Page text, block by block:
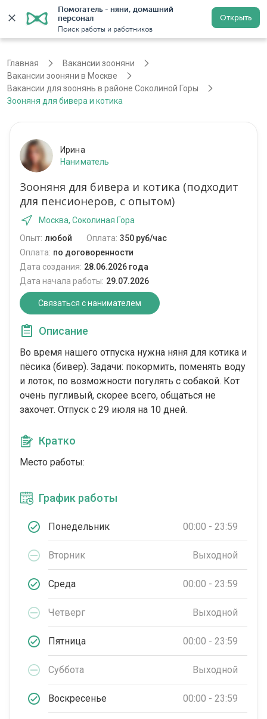
Помогатель - няни, домашний
персонал
Поиск работы и работников
Открыть
Регистрация
Главная
Вакансии зооняни
Вакансии зооняни в Москве
Вакансии для зоонянь в районе Соколиной Горы
Зооняня для бивера и котика
Ирина
Наниматель
Зооняня для бивера и котика (подходит
для пенсионеров, с опытом)
Москва, Соколиная Гора
Опыт: любой Оплата: 350 руб/час
Оплата: по договоренности
Дата создания: 28.06.2026 года
Дата начала работы: 29.07.2026
Связаться с нанимателем
Описание
Во время нашего отпуска нужна няня для котика и
пёсика (бивер). Задачи: покормить, поменять воду
и лоток, по возможности погулять с собакой. Кот
очень пугливый, скорее всего, общаться не
захочет. Отпуск с 29 июля на 10 дней.
Кратко
Место работы:
График работы
Понедельник 00:00 - 23:59
Вторник Выходной
Среда 00:00 - 23:59
Четверг Выходной
Пятница 00:00 - 23:59
Суббота Выходной
Воскресенье 00:00 - 23:59